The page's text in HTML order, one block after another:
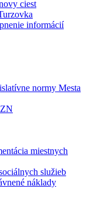
ciest
informácií
normy Mesta
miestnych
služieb
náklady